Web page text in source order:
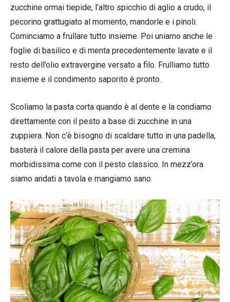
zucchine ormai tiepide, l’altro spicchio di aglio a crudo, il
pecorino grattugiato al momento, mandorle e i pinoli.
Cominciamo a frullare tutto insieme. Poi uniamo anche le
foglie di basilico e di menta precedentemente lavate e il
resto dell’olio extravergine versato a filo. Frulliamo tutto
insieme e il condimento saporito è pronto.
Scoliamo la pasta corta quando è al dente e la condiamo
direttamente con il pesto a base di zucchine in una
zuppiera. Non c’è bisogno di scaldare tutto in una padella,
basterà il calore della pasta per avere una cremina
morbidissima come con il pesto classico. In mezz’ora
siamo andati a tavola e mangiamo sano.